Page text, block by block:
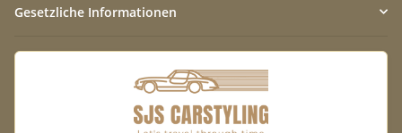
Gesetzliche Informationen